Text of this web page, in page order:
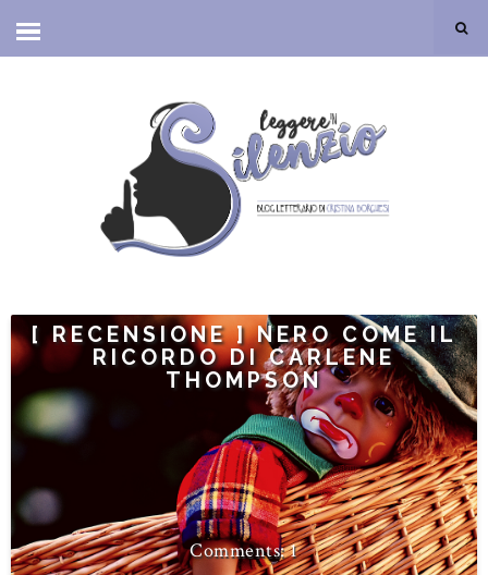
[ RECENSIONE ] NERO COME IL
RICORDO DI CARLENE
THOMPSON
1